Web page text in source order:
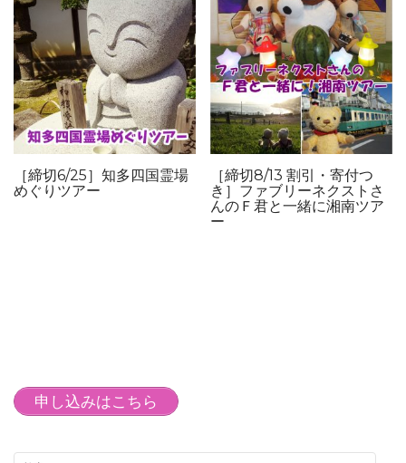
［締切6/25］知多四国霊場
めぐりツアー
［締切8/13 割引・寄付つ
き］ファブリーネクストさ
んのＦ君と一緒に湘南ツア
ー
申し込みはこちら